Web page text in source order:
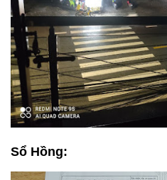
Sổ Hồng: